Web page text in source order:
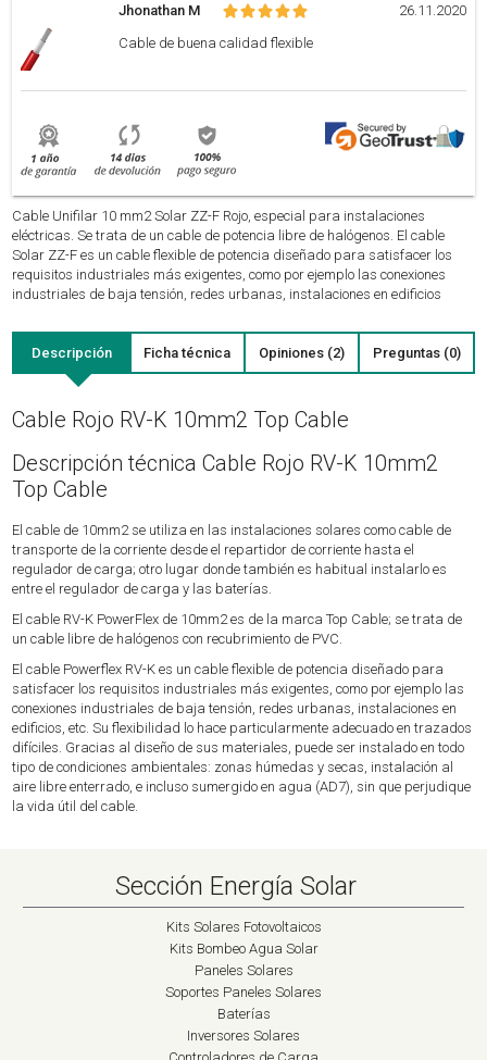
Jhonathan M
26.11.2020
Cable de buena calidad flexible
Cable Unifilar 10 mm2 Solar ZZ-F Rojo, especial para instalaciones
eléctricas. Se trata de un cable de potencia libre de halógenos. El cable
Solar ZZ-F es un cable flexible de potencia diseñado para satisfacer los
requisitos industriales más exigentes, como por ejemplo las conexiones
industriales de baja tensión, redes urbanas, instalaciones en edificios
Descripción Ficha técnica Opiniones (2) Preguntas (0)
Cable Rojo RV-K 10mm2 Top Cable
Descripción técnica Cable Rojo RV-K 10mm2
Top Cable
El cable de 10mm2 se utiliza en las instalaciones solares como cable de
transporte de la corriente desde el repartidor de corriente hasta el
regulador de carga; otro lugar donde también es habitual instalarlo es
entre el regulador de carga y las baterías.
El cable RV-K PowerFlex de 10mm2 es de la marca Top Cable; se trata de
un cable libre de halógenos con recubrimiento de PVC.
El cable Powerflex RV-K es un cable flexible de potencia diseñado para
satisfacer los requisitos industriales más exigentes, como por ejemplo las
conexiones industriales de baja tensión, redes urbanas, instalaciones en
edificios, etc. Su flexibilidad lo hace particularmente adecuado en trazados
difíciles. Gracias al diseño de sus materiales, puede ser instalado en todo
tipo de condiciones ambientales: zonas húmedas y secas, instalación al
aire libre enterrado, e incluso sumergido en agua (AD7), sin que perjudique
la vida útil del cable.
Sección Energía Solar
Kits Solares Fotovoltaicos
Kits Bombeo Agua Solar
Paneles Solares
Soportes Paneles Solares
Baterías
Inversores Solares